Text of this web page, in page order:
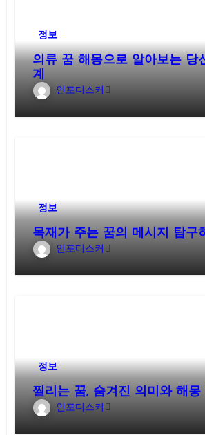
정보
의류 꿈 해몽으로 알아보는 당
계
인포디스커
정보
목재가 주는 꿈의 메시지 탐구
인포디스커
정보
찔리는 꿈, 숨겨진 의미와 해몽
인포디스커